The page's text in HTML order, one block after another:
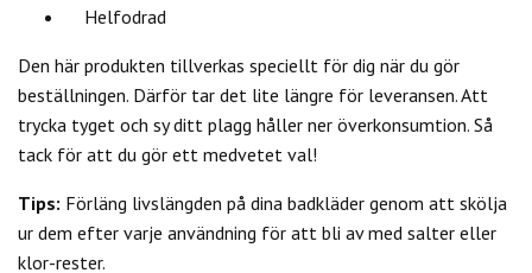
Helfodrad
Den här produkten tillverkas speciellt för dig när du gör
beställningen. Därför tar det lite längre för leveransen. Att
trycka tyget och sy ditt plagg håller ner överkonsumtion. Så
tack för att du gör ett medvetet val!
Tips: Förläng livslängden på dina badkläder genom att skölja
ur dem efter varje användning för att bli av med salter eller
klor-rester.